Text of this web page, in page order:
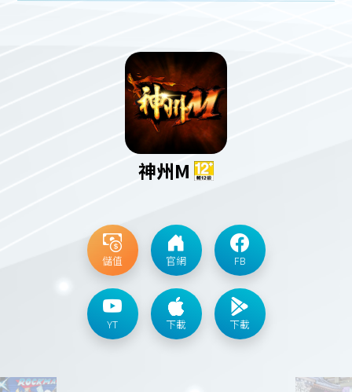
神州M
儲值 官網 FB
YT 下載 下載